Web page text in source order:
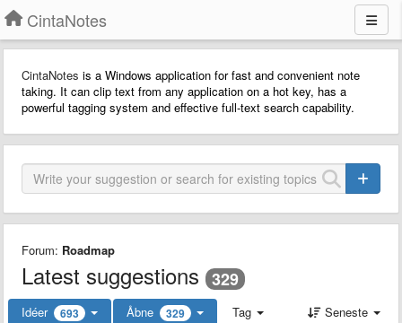
CintaNotes
CintaNotes is a Windows application for fast and convenient note
taking. It can clip text from any application on a hot key, has a
powerful tagging system and effective full-text search capability.
Forum: Roadmap
Latest suggestions 329
Idéer 693 Åbne 329 Tag Seneste